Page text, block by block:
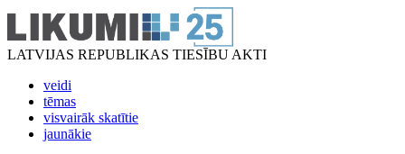
LATVIJAS REPUBLIKAS TIESĪBU AKTI
veidi
tēmas
visvairāk skatītie
jaunākie